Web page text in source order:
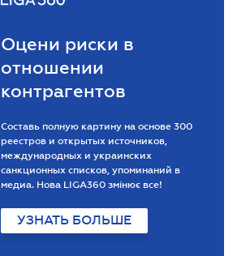
Оцени риски в
отношении
контрагентов
Составь полную картину на основе 300
реестров и открытых источников,
международных и украинских
санкционных списков, упоминаний в
медиа. Нова LIGA360 змінює все!
УЗНАТЬ БОЛЬШЕ